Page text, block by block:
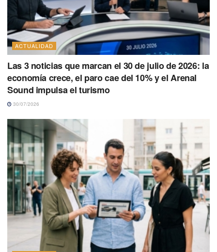
ACTUALIDAD
Las 3 noticias que marcan el 30 de julio de 2026: la
economía crece, el paro cae del 10% y el Arenal
Sound impulsa el turismo
30/07/2026